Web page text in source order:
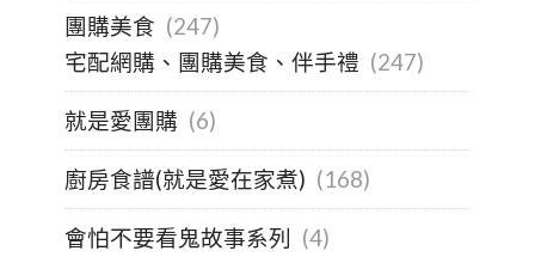
團購美食 (247)
宅配網購、團購美食、伴手禮 (247)
就是愛團購 (6)
廚房食譜(就是愛在家煮) (168)
會怕不要看鬼故事系列 (4)